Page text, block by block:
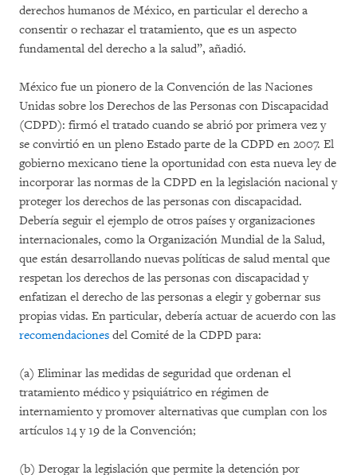
derechos humanos de México, en particular el derecho a
consentir o rechazar el tratamiento, que es un aspecto
fundamental del derecho a la salud”, añadió.
México fue un pionero de la Convención de las Naciones
Unidas sobre los Derechos de las Personas con Discapacidad
(CDPD): firmó el tratado cuando se abrió por primera vez y
se convirtió en un pleno Estado parte de la CDPD en 2007. El
gobierno mexicano tiene la oportunidad con esta nueva ley de
incorporar las normas de la CDPD en la legislación nacional y
proteger los derechos de las personas con discapacidad.
Debería seguir el ejemplo de otros países y organizaciones
internacionales, como la Organización Mundial de la Salud,
que están desarrollando nuevas políticas de salud mental que
respetan los derechos de las personas con discapacidad y
enfatizan el derecho de las personas a elegir y gobernar sus
propias vidas. En particular, debería actuar de acuerdo con las
recomendaciones del Comité de la CDPD para:
(a) Eliminar las medidas de seguridad que ordenan el
tratamiento médico y psiquiátrico en régimen de
internamiento y promover alternativas que cumplan con los
artículos 14 y 19 de la Convención;
(b) Derogar la legislación que permite la detención por